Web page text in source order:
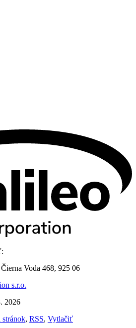
Voda 468, 925 06
s.r.o.
2026
stránok, RSS, Vytlačiť